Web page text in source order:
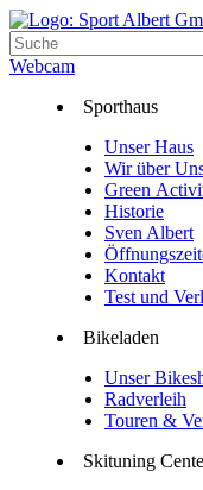
Webcam
Sporthaus
Unser Haus
Wir über
Green
Historie
Sven Albert
Kontakt
Test und
Bikeladen
Unser
Radverleih
Touren &
Skituning